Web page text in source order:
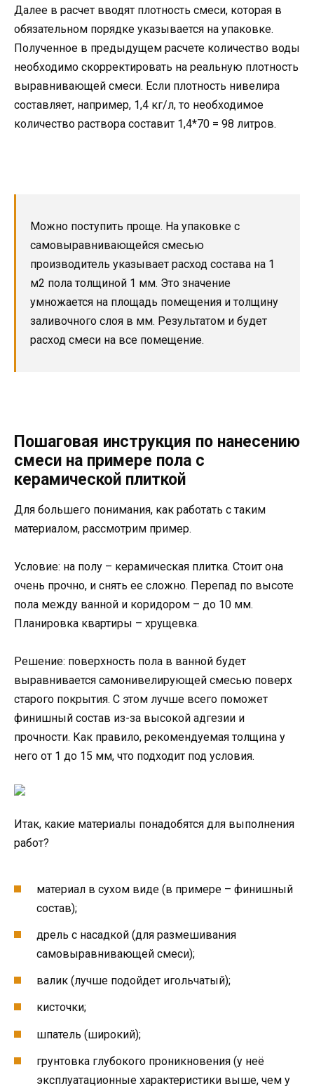
Далее в расчет вводят плотность смеси, которая в
обязательном порядке указывается на упаковке.
Полученное в предыдущем расчете количество воды
необходимо скорректировать на реальную плотность
выравнивающей смеси. Если плотность нивелира
составляет, например, 1,4 кг/л, то необходимое
количество раствора составит 1,4*70 = 98 литров.
Можно поступить проще. На упаковке с
самовыравнивающейся смесью
производитель указывает расход состава на 1
м2 пола толщиной 1 мм. Это значение
умножается на площадь помещения и толщину
заливочного слоя в мм. Результатом и будет
расход смеси на все помещение.
Пошаговая инструкция по нанесению
смеси на примере пола с
керамической плиткой
Для большего понимания, как работать с таким
материалом, рассмотрим пример.
Условие: на полу – керамическая плитка. Стоит она
очень прочно, и снять ее сложно. Перепад по высоте
пола между ванной и коридором – до 10 мм.
Планировка квартиры – хрущевка.
Решение: поверхность пола в ванной будет
выравнивается самонивелирующей смесью поверх
старого покрытия. С этом лучше всего поможет
финишный состав из-за высокой адгезии и
прочности. Как правило, рекомендуемая толщина у
него от 1 до 15 мм, что подходит под условия.
Итак, какие материалы понадобятся для выполнения
работ?
материал в сухом виде (в примере – финишный
состав);
дрель с насадкой (для размешивания
самовыравнивающей смеси);
валик (лучше подойдет игольчатый);
кисточки;
шпатель (широкий);
грунтовка глубокого проникновения (у неё
эксплуатационные характеристики выше, чем у